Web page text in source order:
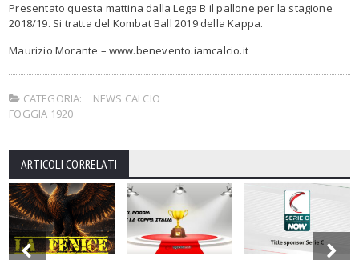
Presentato questa mattina dalla Lega B il pallone per la stagione
2018/19. Si tratta del Kombat Ball 2019 della Kappa.
Maurizio Morante – www.benevento.iamcalcio.it
CATEGORIA:
NEWS CALCIO
FOGGIA 1920
ARTICOLI CORRELATI